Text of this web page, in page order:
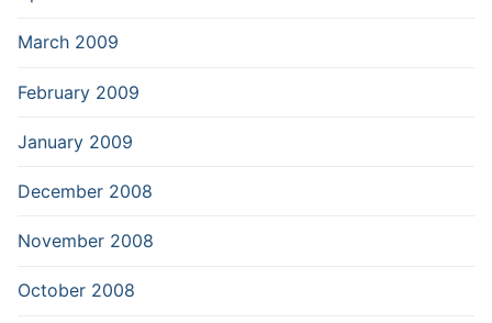
March 2009
February 2009
January 2009
December 2008
November 2008
October 2008